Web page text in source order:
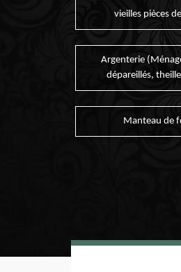
vieilles pièces
Argenterie
dépareillés,
Manteau de